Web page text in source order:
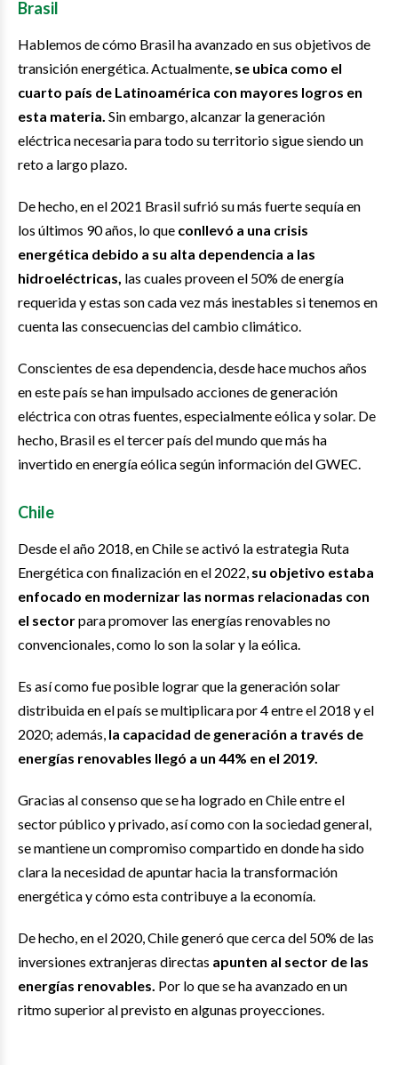
Brasil
Hablemos de cómo Brasil ha avanzado en sus objetivos de
transición energética. Actualmente, se ubica como el
cuarto país de Latinoamérica con mayores logros en
esta materia. Sin embargo, alcanzar la generación
eléctrica necesaria para todo su territorio sigue siendo un
reto a largo plazo.
De hecho, en el 2021 Brasil sufrió su más fuerte sequía en
los últimos 90 años, lo que conllevó a una crisis
energética debido a su alta dependencia a las
hidroeléctricas, las cuales proveen el 50% de energía
requerida y estas son cada vez más inestables si tenemos en
cuenta las consecuencias del cambio climático.
Conscientes de esa dependencia, desde hace muchos años
en este país se han impulsado acciones de generación
eléctrica con otras fuentes, especialmente eólica y solar. De
hecho, Brasil es el tercer país del mundo que más ha
invertido en energía eólica según información del GWEC.
Chile
Desde el año 2018, en Chile se activó la estrategia Ruta
Energética con finalización en el 2022, su objetivo estaba
enfocado en modernizar las normas relacionadas con
el sectorpara promover las energías renovables no
convencionales, como lo son la solar y la eólica.
Es así como fue posible lograr que la generación solar
distribuida en el país se multiplicara por 4 entre el 2018 y el
2020; además, la capacidad de generación a través de
energías renovables llegó a un 44% en el 2019.
Gracias al consenso que se ha logrado en Chile entre el
sector público y privado, así como con la sociedad general,
se mantiene un compromiso compartido en donde ha sido
clara la necesidad de apuntar hacia la transformación
energética y cómo esta contribuye a la economía.
De hecho, en el 2020, Chile generó que cerca del 50% de las
inversiones extranjeras directas apunten al sector de las
energías renovables. Por lo que se ha avanzado en un
ritmo superior al previsto en algunas proyecciones.